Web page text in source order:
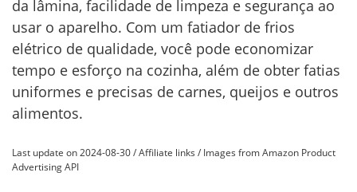
da lâmina, facilidade de limpeza e segurança ao
usar o aparelho. Com um fatiador de frios
elétrico de qualidade, você pode economizar
tempo e esforço na cozinha, além de obter fatias
uniformes e precisas de carnes, queijos e outros
alimentos.
Last update on 2024-08-30 / Affiliate links / Images from Amazon Product
Advertising API